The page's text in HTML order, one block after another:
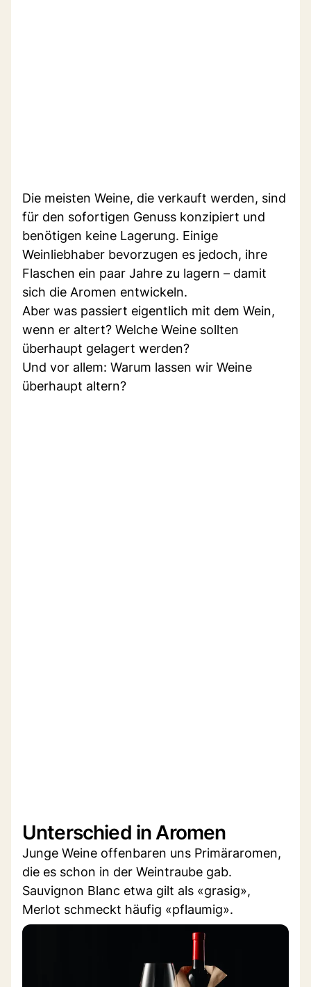
Die meisten Weine, die verkauft werden, sind
für den sofortigen Genuss konzipiert und
benötigen keine Lagerung. Einige
Weinliebhaber bevorzugen es jedoch, ihre
Flaschen ein paar Jahre zu lagern – damit
sich die Aromen entwickeln.
Aber was passiert eigentlich mit dem Wein,
wenn er altert? Welche Weine sollten
überhaupt gelagert werden?
Und vor allem: Warum lassen wir Weine
überhaupt altern?
Unterschied in Aromen
Junge Weine offenbaren uns Primäraromen,
die es schon in der Weintraube gab.
Sauvignon Blanc etwa gilt als «grasig»,
Merlot schmeckt häufig «pflaumig».